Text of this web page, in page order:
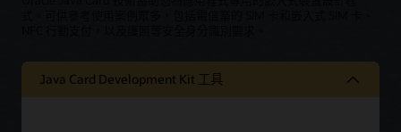
Java Card Development Kit 工具